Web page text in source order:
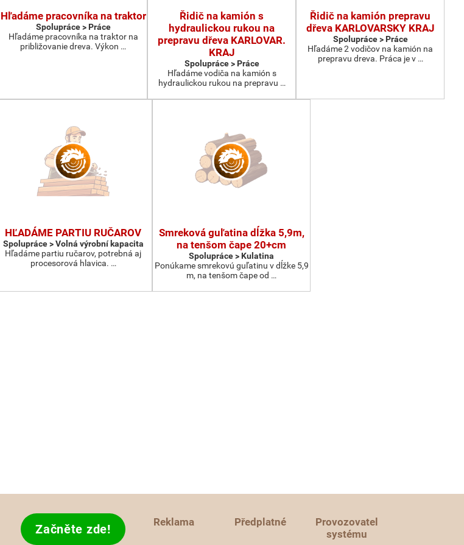
Hľadáme pracovníka na traktor
Spolupráce > Práce
Hľadáme pracovníka na traktor na
približovanie dreva. Výkon …
Řidič na kamión s
hydraulickou rukou na
prepravu dřeva KARLOVAR.
KRAJ
Spolupráce > Práce
Hľadáme vodiča na kamión s
hydraulickou rukou na prepravu …
Řidič na kamión prepravu
dřeva KARLOVARSKY KRAJ
Spolupráce > Práce
Hľadáme 2 vodičov na kamión na
prepravu dreva. Práca je v …
HĽADÁME PARTIU RUČAROV
Spolupráce > Volná výrobní kapacita
Hľadáme partiu ručarov, potrebná aj
procesorová hlavica. …
Smreková guľatina dĺžka 5,9m,
na tenšom čape 20+cm
Spolupráce > Kulatina
Ponúkame smrekovú guľatinu v dĺžke 5,9
m, na tenšom čape od …
Začněte zde! Reklama Předplatné
Provozovatel
systému